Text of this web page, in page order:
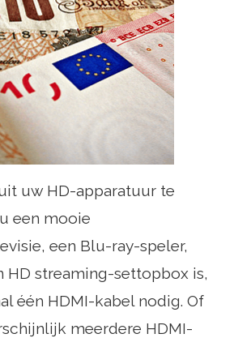
uw HD-apparatuur te
een mooie
een Blu-ray-speler,
HD streaming-settopbox is,
één HDMI-kabel nodig. Of
meerdere HDMI-